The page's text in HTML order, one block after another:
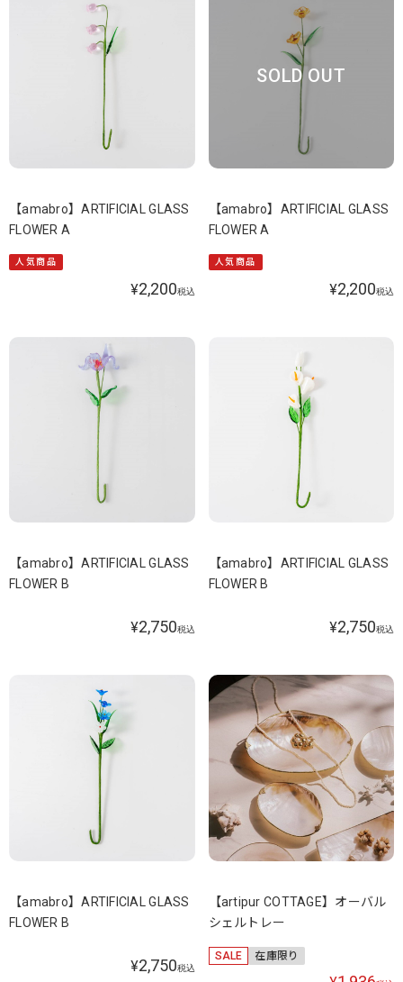
【amabro】ARTIFICIAL GLASS
FLOWER A
人気商品
¥2,200税込
SOLD OUT
【amabro】ARTIFICIAL GLASS
FLOWER A
人気商品
¥2,200税込
【amabro】ARTIFICIAL GLASS
FLOWER B
¥2,750税込
【amabro】ARTIFICIAL GLASS
FLOWER B
¥2,750税込
【amabro】ARTIFICIAL GLASS
FLOWER B
¥2,750税込
【artipur COTTAGE】オーバル
シェルトレー
SALE 在庫限り